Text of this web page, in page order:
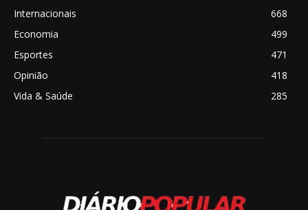
Internacionais
668
Economia
499
Esportes
471
Opinião
418
Vida & Saúde
285